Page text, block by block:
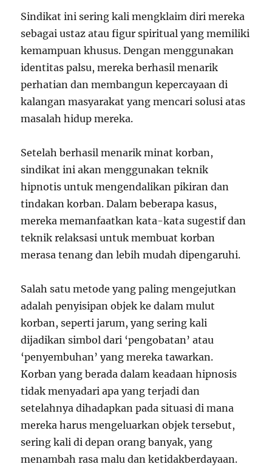
Sindikat ini sering kali mengklaim diri mereka
sebagai ustaz atau figur spiritual yang memiliki
kemampuan khusus. Dengan menggunakan
identitas palsu, mereka berhasil menarik
perhatian dan membangun kepercayaan di
kalangan masyarakat yang mencari solusi atas
masalah hidup mereka.
Setelah berhasil menarik minat korban,
sindikat ini akan menggunakan teknik
hipnotis untuk mengendalikan pikiran dan
tindakan korban. Dalam beberapa kasus,
mereka memanfaatkan kata-kata sugestif dan
teknik relaksasi untuk membuat korban
merasa tenang dan lebih mudah dipengaruhi.
Salah satu metode yang paling mengejutkan
adalah penyisipan objek ke dalam mulut
korban, seperti jarum, yang sering kali
dijadikan simbol dari ‘pengobatan’ atau
‘penyembuhan’ yang mereka tawarkan.
Korban yang berada dalam keadaan hipnosis
tidak menyadari apa yang terjadi dan
setelahnya dihadapkan pada situasi di mana
mereka harus mengeluarkan objek tersebut,
sering kali di depan orang banyak, yang
menambah rasa malu dan ketidakberdayaan.